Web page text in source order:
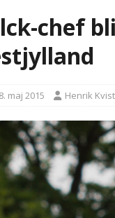
[ 4. august
[ 3. august
i det
chef
maj 2015 Henrik